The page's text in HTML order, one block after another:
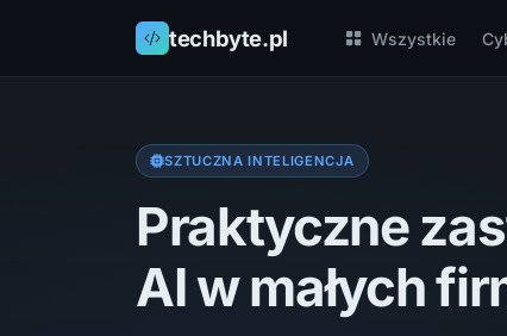
techbyte.pl Wszystkie
SZTUCZNA INTELIGENCJA
Praktyczne
AI w małych